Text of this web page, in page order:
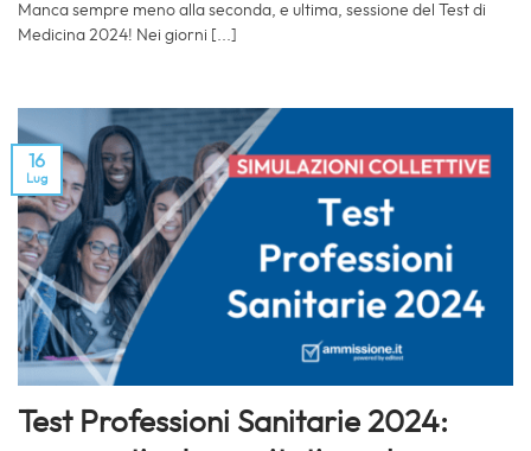
Manca sempre meno alla seconda, e ultima, sessione del Test di
Medicina 2024! Nei giorni [...]
Test Professioni Sanitarie 2024:
16
Lug